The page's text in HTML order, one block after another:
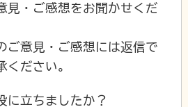
見・ご感想をお聞かせくだ
ご意見・ご感想には返信で
ください。
に立ちましたか？